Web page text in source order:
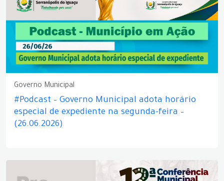
Governo Municipal
#Podcast – Governo Municipal adota horário
especial de expediente na segunda-feira –
(26.06.2026)